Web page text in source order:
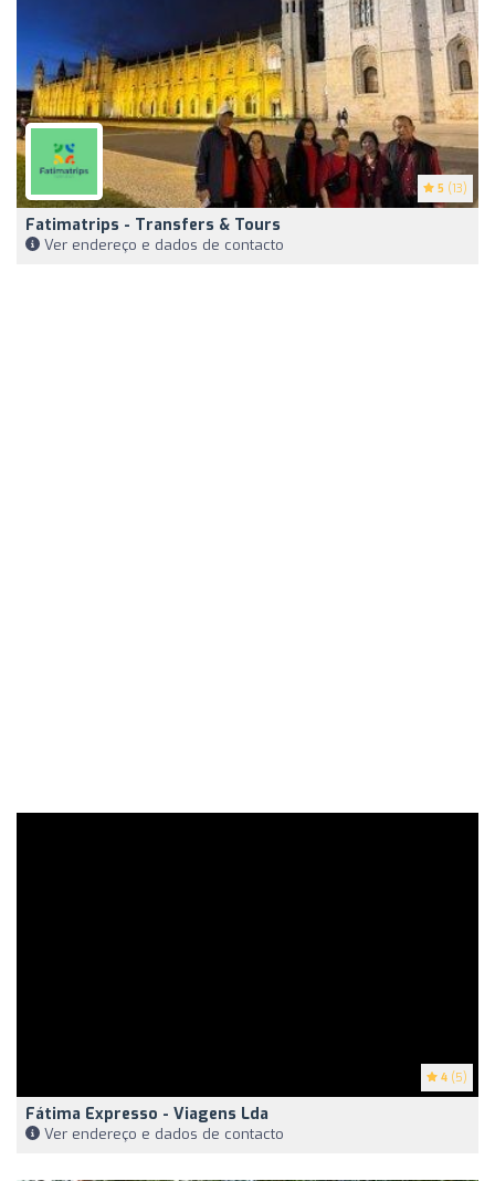
5 (13)
Fatimatrips - Transfers & Tours
Ver endereço e dados de contacto
4 (5)
Fátima Expresso - Viagens Lda
Ver endereço e dados de contacto